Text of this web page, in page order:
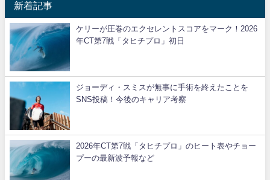
新着記事
ケリーが圧巻のエクセレントスコアをマーク！2026
年CT第7戦「タヒチプロ」初日
ジョーディ・スミスが無事に手術を終えたことを
SNS投稿！今後のキャリア考察
2026年CT第7戦「タヒチプロ」のヒート表やチョー
プーの最新波予報など